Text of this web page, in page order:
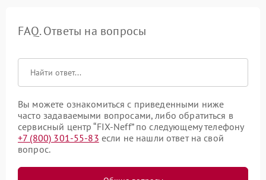
FAQ. Ответы на вопросы
Вы можете ознакомиться с приведенными ниже
часто задаваемыми вопросами, либо обратиться в
сервисный центр “FIX-Neff” по следующему телефону
+7 (800) 301-55-83 если не нашли ответ на свой
вопрос.